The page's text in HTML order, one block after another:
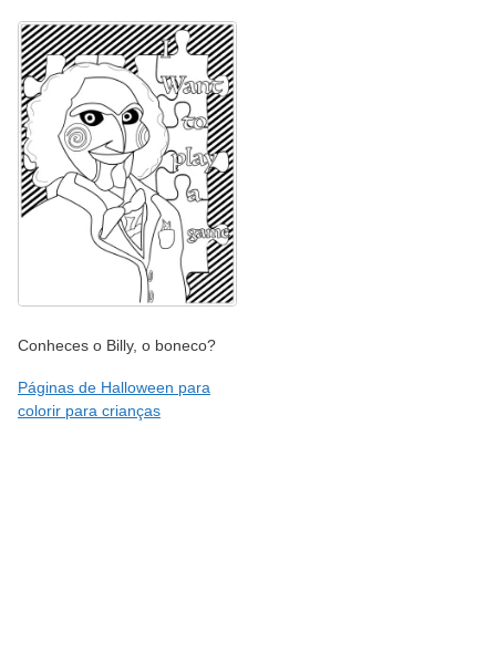
Conheces o Billy, o boneco?
Páginas de Halloween para
colorir para crianças